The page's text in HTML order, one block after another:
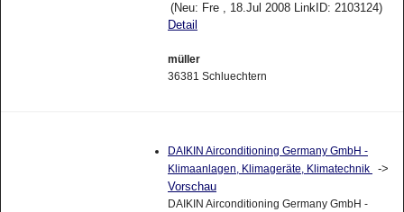
(Neu: Fre , 18.Jul 2008 LinkID: 2103124)
Detail
müller
36381 Schluechtern
DAIKIN Airconditioning Germany GmbH -
Klimaanlagen, Klimageräte, Klimatechnik
->
Vorschau
DAIKIN Airconditioning Germany GmbH -